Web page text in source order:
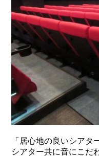
「居心地の良いシアタ
シアター共に音にこだ